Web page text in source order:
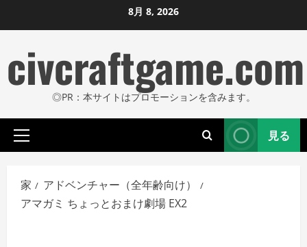
ン
ン
ツ
ス
ッ
8月 8, 2026
civcraftgame.com
◎PR：本サイトはプロモーションを含みます。
プ
イ
マ
リ
見る
家
アドベンチャー（全年齢向け）
アマガミ ちょっとおまけ劇場 EX2